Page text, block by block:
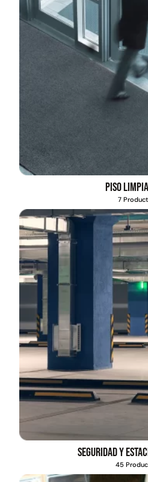
Piso
7
Seguridad y
45